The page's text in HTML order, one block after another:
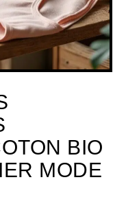
BIO
MODE